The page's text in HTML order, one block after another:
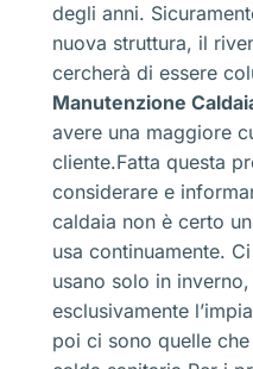
degli anni.
nuova struttura, il
cercherà di essere
Manutenzione
avere una maggiore
cliente.Fatta questa
considerare e
caldaia non è certo
usa continuamente.
usano solo in
esclusivamente
poi ci sono quelle